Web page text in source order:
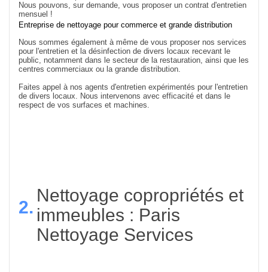
Nous pouvons, sur demande, vous proposer un contrat d'entretien
mensuel !
Entreprise de nettoyage pour commerce et grande distribution
Nous sommes également à même de vous proposer nos services
pour l'entretien et la désinfection de divers locaux recevant le
public, notamment dans le secteur de la restauration, ainsi que les
centres commerciaux ou la grande distribution.
Faites appel à nos agents d'entretien expérimentés pour l'entretien
de divers locaux. Nous intervenons avec efficacité et dans le
respect de vos surfaces et machines.
2.
Nettoyage copropriétés et
immeubles : Paris
Nettoyage Services